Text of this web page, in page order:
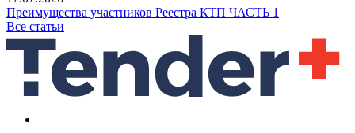
Преимущества участников Реестра КТП ЧАСТЬ 1
Все статьи